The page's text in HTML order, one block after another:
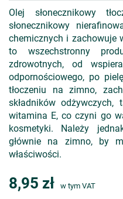
Olej słonecznikowy
słonecznikowy
chemicznych i zachowuje
to wszechstronny
zdrowotnych, od
odpornościowego, po
tłoczeniu na zimno,
składników
witamina E, co czyni go
kosmetyki. Należy
głównie na zimno, by
właściwości.
8,95 zł w tym VAT